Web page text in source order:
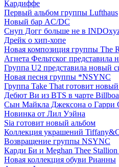
Кардиффе
Первый альбом группы Lufthaus
Новый бар AC/DC
Снуп Догг больше не в
Дрейк о хип-хопе
Новая композиция группы The
Агнета Фельтског представила
Группа U2 представила новый
Новая песня группы *NSYNC
Группа Take That готовит
Дебют Ви из BTS в чарте
Сын Майкла Джексона о Гарри
Новинка от Лил Уэйна
Sia готовит новый альбом
Коллекция украшений
Возвращение группы NSYNC
Карди Би и Meghan Thee
Новая коллекция обуви Рианны